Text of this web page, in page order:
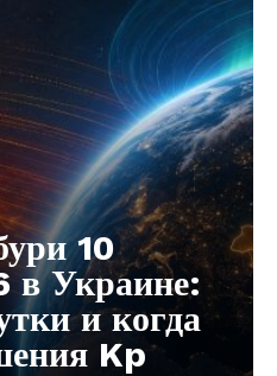
10
в Украине:
и когда
Kp